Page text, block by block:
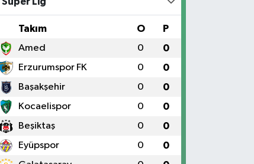
Takım O P
Amed 0 0
Erzurumspor FK 0 0
Başakşehir 0 0
Kocaelispor 0 0
Beşiktaş 0 0
Eyüpspor 0 0